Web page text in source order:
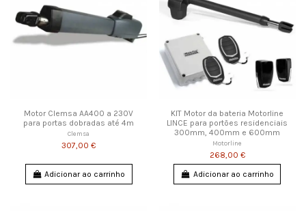
Motor Clemsa AA400 a 230V
para portas dobradas até 4m
Clemsa
307,00 €
Adicionar ao carrinho
KIT Motor da bateria Motorline
LINCE para portões residenciais
300mm, 400mm e 600mm
Motorline
268,00 €
Adicionar ao carrinho